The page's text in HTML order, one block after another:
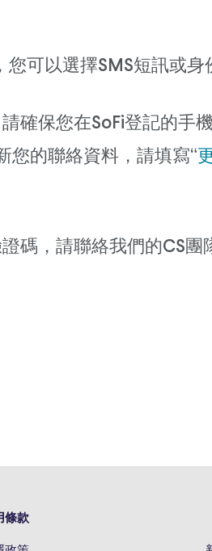
可以選擇SMS短訊或
確保您在SoFi登記的手
您的聯絡資料，請填寫“
碼，請聯絡我們的CS團
條款